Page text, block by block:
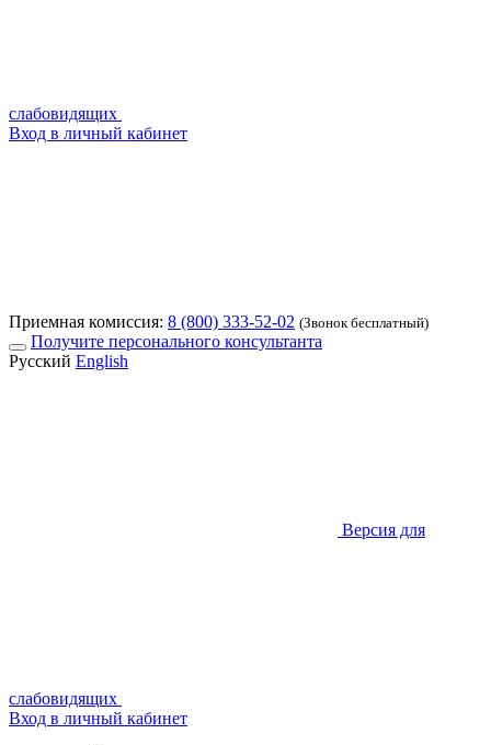
слабовидящих
Вход в личный кабинет
Приемная комиссия: 8 (800) 333-52-02 (Звонок бесплатный)
Получите персонального консультанта
Русский English
Версия для
слабовидящих
Вход в личный кабинет